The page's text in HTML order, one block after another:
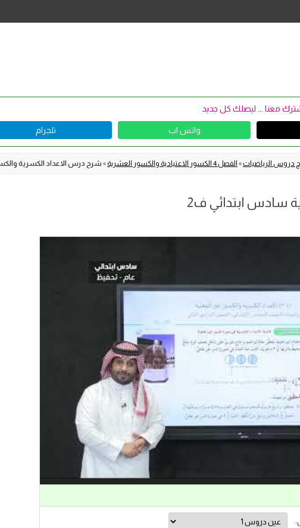
معنا ... ليصلك كل جديد
واتس اب تلجرام
دروس الرياضيات» الفصل 4 الكسور الاعتيادية والكسور العشرية »شرح درس الاعداد الكسرية
سادس ابتدائي ف2